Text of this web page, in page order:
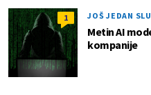
1 JOŠ JEDAN
Metin AI
kompanije